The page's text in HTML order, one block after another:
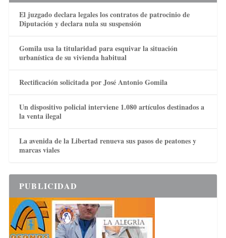
El juzgado declara legales los contratos de patrocinio de
Diputación y declara nula su suspensión
Gomila usa la titularidad para esquivar la situación
urbanística de su vivienda habitual
Rectificación solicitada por José Antonio Gomila
Un dispositivo policial interviene 1.080 artículos destinados a
la venta ilegal
La avenida de la Libertad renueva sus pasos de peatones y
marcas viales
PUBLICIDAD